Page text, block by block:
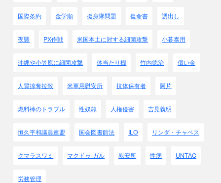
国際条約 金学順 挺身隊問題 復命書 誘出し
夜襲 PX作戦 米国本土に対する細菌攻撃 小暮泰用
沖縄や小笠原に細菌攻撃 体当たり機 竹内徳治 償い金
人質掠奪拉致 米軍用慰安所 抗体保有者 阿片
燃料棒のトラブル 性奴隷 人権侵害 吉見義明
恒久平和議員連盟 国会図書館法 ILO リンダ・チャベス
クマラスワミ マクドゥ-ガル 慰安所 性病 UNTAC
労務管理